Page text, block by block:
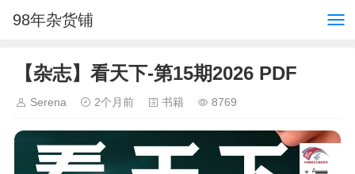
98年杂货铺
【杂志】看天下-第15期2026 PDF
Serena 2个月前 书籍 8769